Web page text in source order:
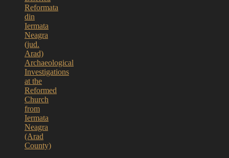
Reformata
din
Iermata
Neagra
(jud.
Arad)
Archaeological
Investigations
at the
Reformed
Church
from
Iermata
Neagra
(Arad
County)